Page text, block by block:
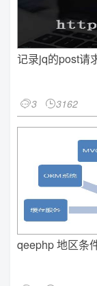
记录jq的post请
3 3162
qeephp 地区条